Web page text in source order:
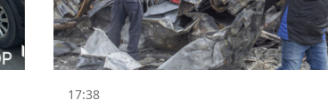
17:38